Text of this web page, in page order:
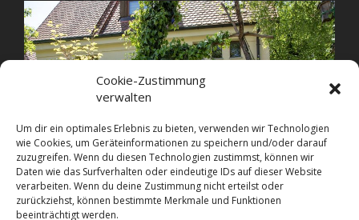
Cookie-Zustimmung
verwalten
Um dir ein optimales Erlebnis zu bieten, verwenden wir Technologien
wie Cookies, um Geräteinformationen zu speichern und/oder darauf
zuzugreifen. Wenn du diesen Technologien zustimmst, können wir
Daten wie das Surfverhalten oder eindeutige IDs auf dieser Website
verarbeiten. Wenn du deine Zustimmung nicht erteilst oder
zurückziehst, können bestimmte Merkmale und Funktionen
beeinträchtigt werden.